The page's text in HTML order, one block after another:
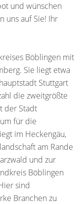
und wünschen
uns auf Sie! Ihr
Böblingen mit
Sie liegt etwa
Stuttgart
die zweitgrößte
der Stadt
für die
im Heckengäu,
am Rande
und zur
Böblingen
sind
Branchen zu